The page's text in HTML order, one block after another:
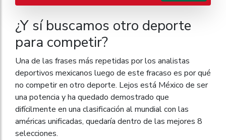
¿Y sí buscamos otro deporte
para competir?
Una de las frases más repetidas por los analistas
deportivos mexicanos luego de este fracaso es por qué
no competir en otro deporte. Lejos está México de ser
una potencia y ha quedado demostrado que
difícilmente en una clasificación al mundial con las
américas unificadas, quedaría dentro de las mejores 8
selecciones.